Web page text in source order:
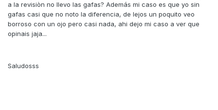
a la revisiòn no llevo las gafas? Además mi caso es que yo sin
gafas casi que no noto la diferencia, de lejos un poquito veo
borroso con un ojo pero casi nada, ahi dejo mi caso a ver que
opinais jaja...
Saludosss